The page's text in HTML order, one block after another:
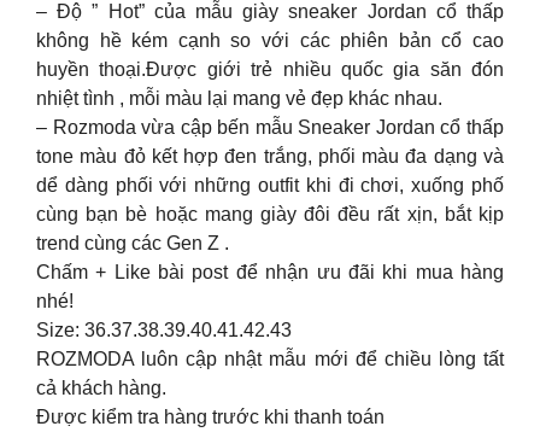
– Độ ” Hot” của mẫu giày sneaker Jordan cổ thấp
không hề kém cạnh so với các phiên bản cổ cao
huyền thoại.Được giới trẻ nhiều quốc gia săn đón
nhiệt tình , mỗi màu lại mang vẻ đẹp khác nhau.
– Rozmoda vừa cập bến mẫu Sneaker Jordan cổ thấp
tone màu đỏ kết hợp đen trắng, phối màu đa dạng và
dể dàng phối với những outfit khi đi chơi, xuống phố
cùng bạn bè hoặc mang giày đôi đều rất xịn, bắt kịp
trend cùng các Gen Z .
Chấm + Like bài post để nhận ưu đãi khi mua hàng
nhé!
Size: 36.37.38.39.40.41.42.43
ROZMODA luôn cập nhật mẫu mới để chiều lòng tất
cả khách hàng.
Được kiểm tra hàng trước khi thanh toán